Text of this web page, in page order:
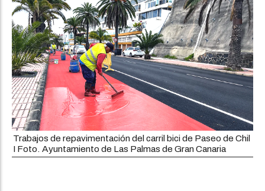
Trabajos de repavimentación del carril bici de Paseo de Chil
I Foto. Ayuntamiento de Las Palmas de Gran Canaria